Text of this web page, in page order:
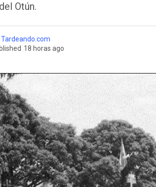
Otún.
Tardeando.com
18 horas ago